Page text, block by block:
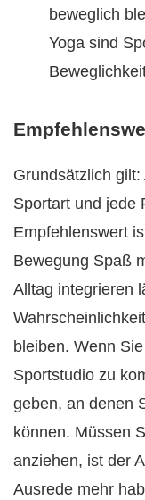
beweglich
Yoga sind
Grundsätzlich
Sportart und jede
Empfehlenswert
Bewegung Spaß
Alltag integrieren
bleiben. Wenn
Sportstudio zu
geben, an denen
können. Müssen
anziehen, ist der
Ausrede mehr